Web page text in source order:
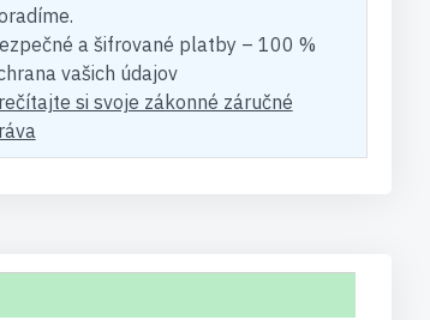
a šifrované platby – 100 %
vašich údajov
si svoje zákonné záručné